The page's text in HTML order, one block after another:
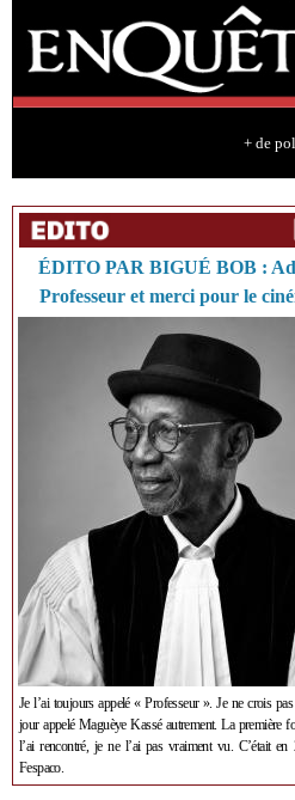
+ de
ÉDITO PAR BIGUÉ BOB :
Professeur et merci pour le
Je l’ai toujours appelé « Professeur ». Je ne crois
jour appelé Maguèye Kassé autrement. La première
l’ai rencontré, je ne l’ai pas vraiment vu. C’était en
Fespaco.